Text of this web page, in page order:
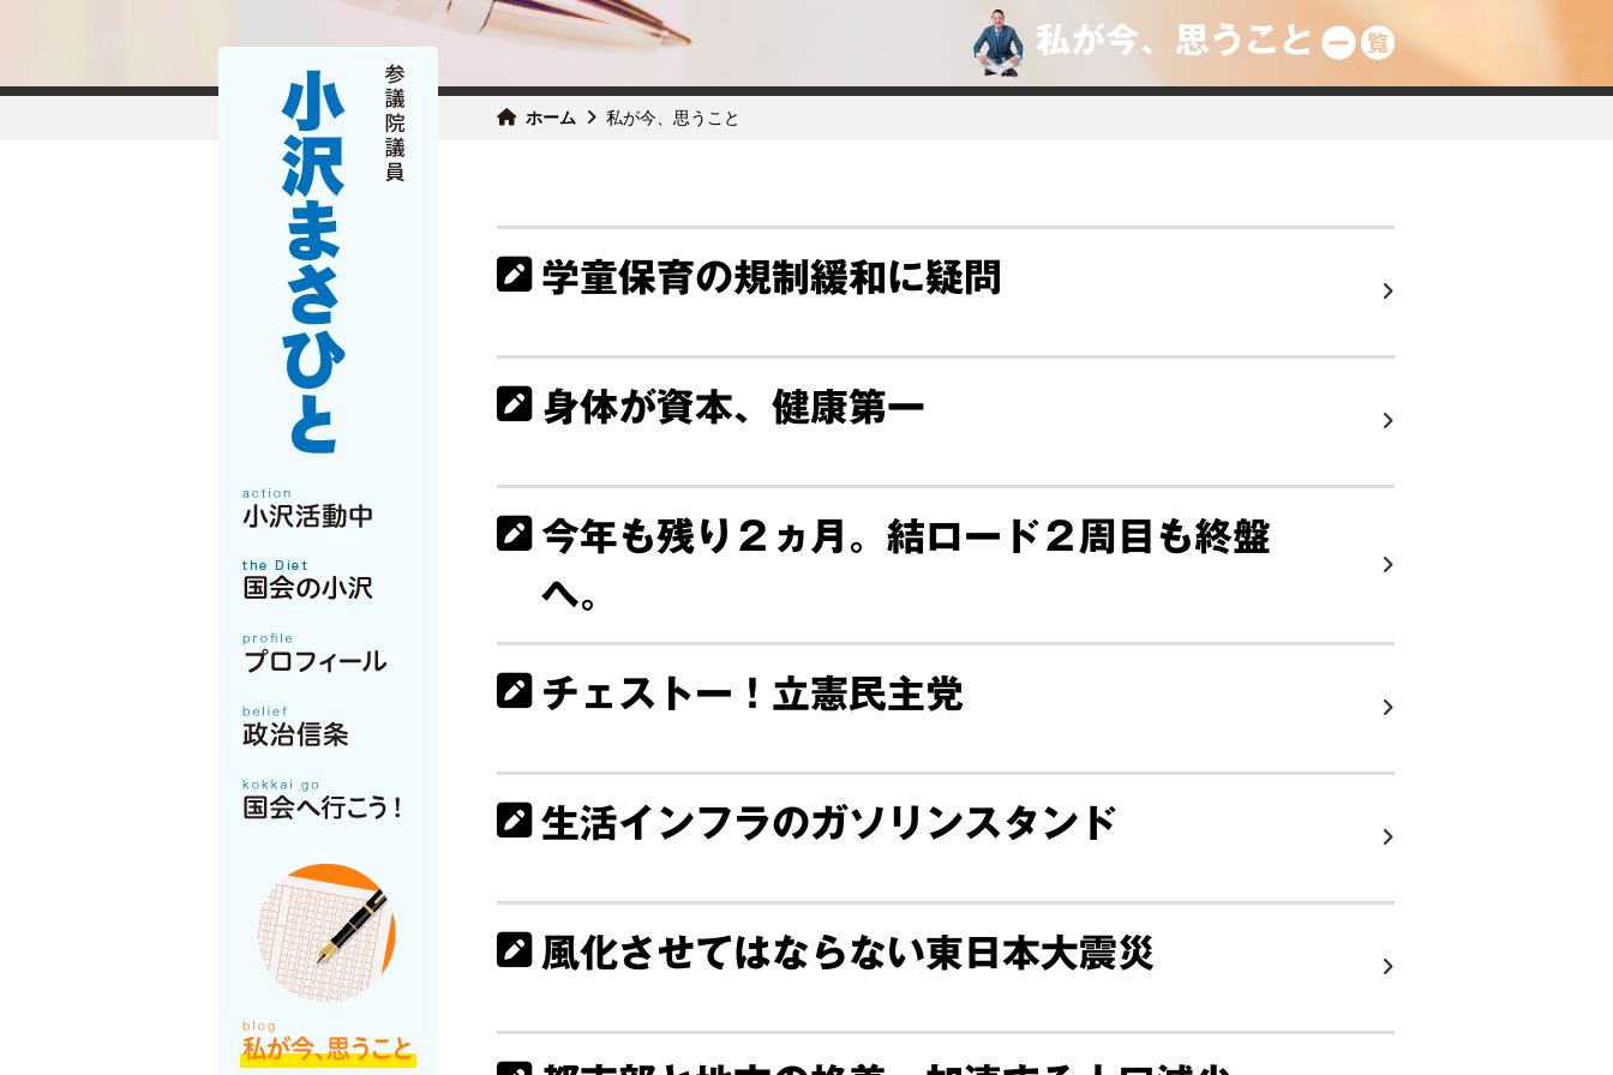
私が今、思うこと
ホーム 私が今、思うこと
学童保育の規制緩和に疑問
身体が資本、健康第一
今年も残り２ヵ月。結ロード２周目も終盤
へ。
チェストー！立憲民主党
生活インフラのガソリンスタンド
風化させてはならない東日本大震災